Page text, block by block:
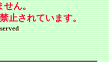
せん。
止されています。